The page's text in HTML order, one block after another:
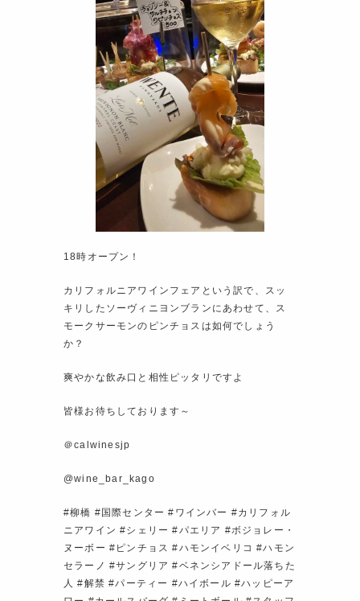
18時オープン！
カリフォルニアワインフェアという訳で、スッ
キリしたソーヴィニヨンブランにあわせて、ス
モークサーモンのピンチョスは如何でしょう
か？
爽やかな飲み口と相性ピッタリですよ
皆様お待ちしております～
＠calwinesjp
@wine_bar_kago
#柳橋 #国際センター #ワインバー #カリフォル
ニアワイン #シェリー #パエリア #ボジョレー・
ヌーボー #ピンチョス #ハモンイベリコ #ハモン
セラーノ #サングリア #ベネンシアドール落ちた
人 #解禁 #パーティー #ハイボール #ハッピーア